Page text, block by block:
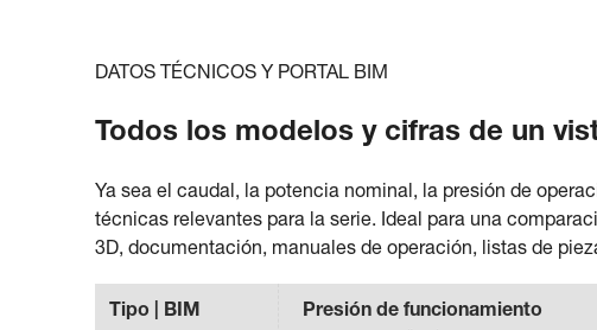
DATOS TÉCNICOS Y PORTAL BIM
Todos los modelos y cifras de un
Ya sea el caudal, la potencia nominal, la presión de
técnicas relevantes para la serie. Ideal para una
3D, documentación, manuales de operación, listas de
Tipo | BIM
Presión de funcionamiento